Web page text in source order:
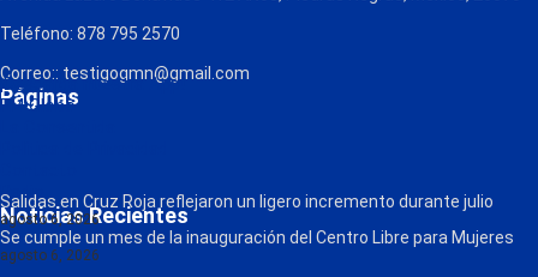
Teléfono: 878 795 2570
Correo:: testigogmn@gmail.com
Páginas
¡Descarga nuestra App!
FM Globo
Radio
Noticias Recientes
Salidas en Cruz Roja reflejaron un ligero incremento durante julio
agosto 6, 2026
Se cumple un mes de la inauguración del Centro Libre para Mujeres
agosto 6, 2026